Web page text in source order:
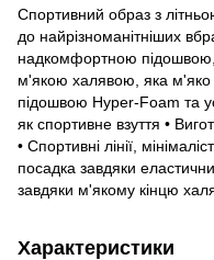
Спортивний образ з
до найрізноманітніших
надкомфортною
м'якою халявою, яка м'яко
підошвою Hyper-Foam та
як спортивне взуття •
• Спортивні лінії,
посадка завдяки
завдяки м'якому кінцю
Характеристики